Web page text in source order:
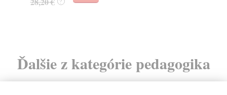
Ďalšie z kategórie pedagogika